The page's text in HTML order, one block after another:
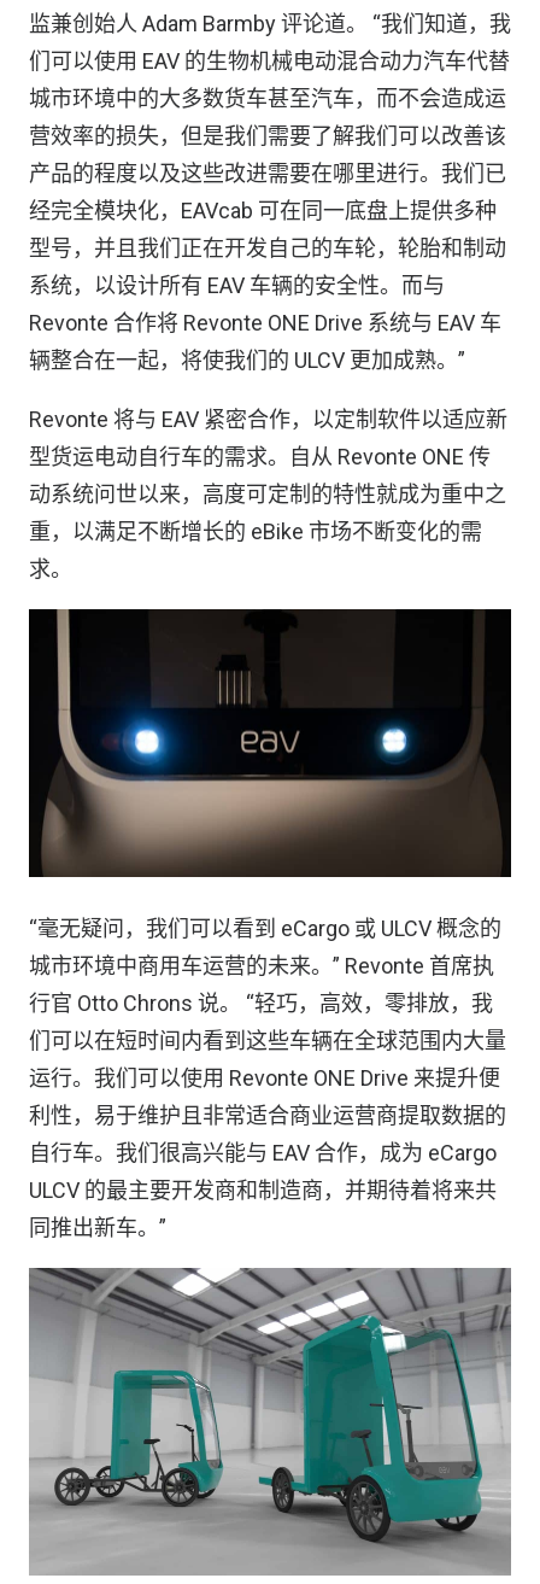
监兼创始人 Adam Barmby 评论道。 “我们知道，我
们可以使用 EAV 的生物机械电动混合动力汽车代替
城市环境中的大多数货车甚至汽车，而不会造成运
营效率的损失，但是我们需要了解我们可以改善该
产品的程度以及这些改进需要在哪里进行。我们已
经完全模块化，EAVcab 可在同一底盘上提供多种
型号，并且我们正在开发自己的车轮，轮胎和制动
系统，以设计所有 EAV 车辆的安全性。而与
Revonte 合作将 Revonte ONE Drive 系统与 EAV 车
辆整合在一起，将使我们的 ULCV 更加成熟。”
Revonte 将与 EAV 紧密合作，以定制软件以适应新
型货运电动自行车的需求。自从 Revonte ONE 传
动系统问世以来，高度可定制的特性就成为重中之
重，以满足不断增长的 eBike 市场不断变化的需
求。
“毫无疑问，我们可以看到 eCargo 或 ULCV 概念的
城市环境中商用车运营的未来。” Revonte 首席执
行官 Otto Chrons 说。 “轻巧，高效，零排放，我
们可以在短时间内看到这些车辆在全球范围内大量
运行。我们可以使用 Revonte ONE Drive 来提升便
利性，易于维护且非常适合商业运营商提取数据的
自行车。我们很高兴能与 EAV 合作，成为 eCargo
ULCV 的最主要开发商和制造商，并期待着将来共
同推出新车。”